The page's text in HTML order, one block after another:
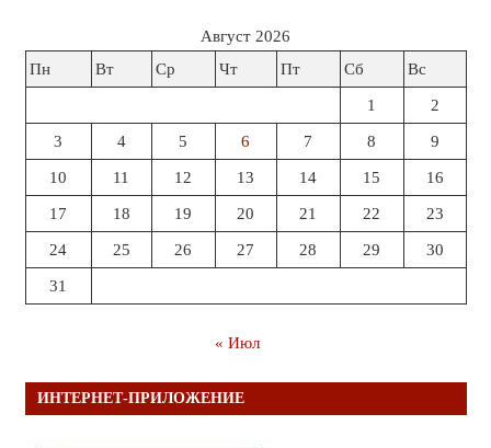
Август 2026
Пн
Вт Ср Чт Пт Сб Вс
1 2
3 4 5 6 7 8 9
10 11 12 13 14 15 16
17 18 19 20 21 22 23
24 25 26 27 28 29 30
31
« Июл
ИНТЕРНЕТ-ПРИЛОЖЕНИЕ